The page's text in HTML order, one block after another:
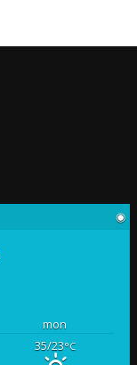
◉
mon
35/23°C